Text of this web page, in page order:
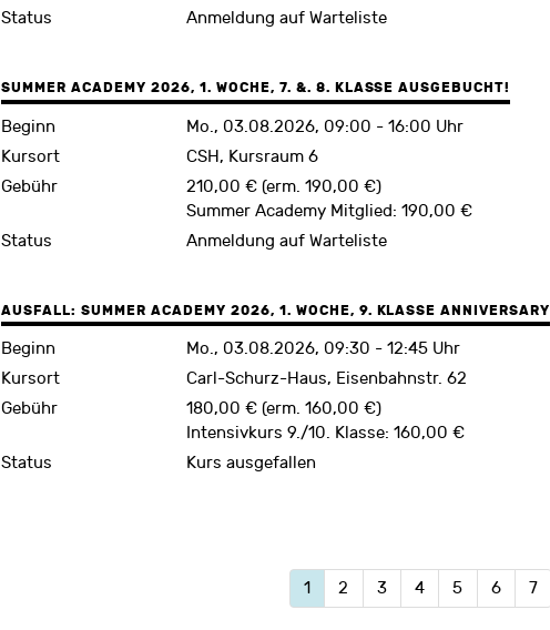
Status
Anmeldung auf Warteliste
SUMMER ACADEMY 2026, 1. WOCHE, 7. &. 8. KLASSE AUSGEBUCHT!
Beginn
Mo., 03.08.2026, 09:00 - 16:00 Uhr
Kursort
CSH, Kursraum 6
Gebühr
210,00 € (erm. 190,00 €)
Summer Academy Mitglied: 190,00 €
Status
Anmeldung auf Warteliste
AUSFALL: SUMMER ACADEMY 2026, 1. WOCHE, 9. KLASSE ANNIVERSARY
Beginn
Mo., 03.08.2026, 09:30 - 12:45 Uhr
Kursort
Carl-Schurz-Haus, Eisenbahnstr. 62
Gebühr
180,00 € (erm. 160,00 €)
Intensivkurs 9./10. Klasse: 160,00 €
Status
Kurs ausgefallen
1 2 3 4 5 6 7